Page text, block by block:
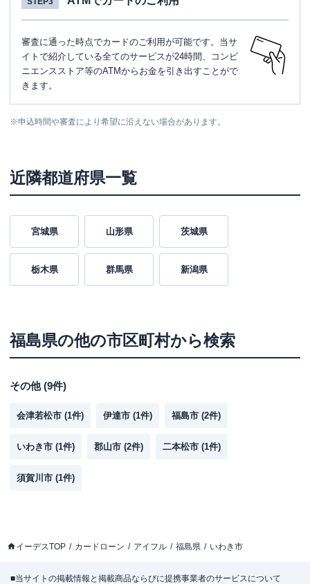
審査に通った時点でカードのご利用が可能です。当サ
イトで紹介している全てのサービスが24時間、コンビ
ニエンスストア等のATMからお金を引き出すことがで
きます。
※申込時間や審査により希望に沿えない場合があります。
近隣都道府県一覧
宮城県 山形県 茨城県
栃木県 群馬県 新潟県
福島県の他の市区町村から検索
その他(9件)
会津若松市 (1件) 伊達市 (1件) 福島市 (2件)
いわき市 (1件) 郡山市 (2件) 二本松市 (1件)
須賀川市 (1件)
イーデスTOP カードローン アイフル 福島県 いわき市
■当サイトの掲載情報と掲載商品ならびに提携事業者のサービスについて